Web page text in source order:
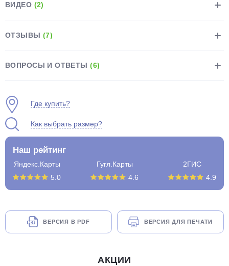
ВИДЕО (2)
ОТЗЫВЫ (7)
ВОПРОСЫ И ОТВЕТЫ(6)
Где купить?
Как выбрать размер?
Наш рейтинг
Яндекс.Карты
5.0
Гугл.Карты
4.6
2ГИС
4.9
ВЕРСИЯ В PDF ВЕРСИЯ ДЛЯ ПЕЧАТИ
АКЦИИ